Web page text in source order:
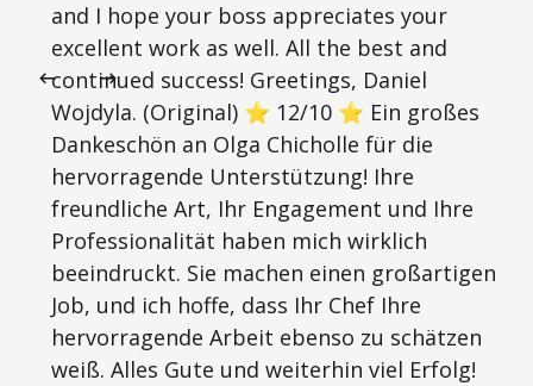
and I hope your boss appreciates your
excellent work as well. All the best and
continued success! Greetings, Daniel
Wojdyla. (Original) ⭐ 12/10 ⭐ Ein großes
Dankeschön an Olga Chicholle für die
hervorragende Unterstützung! Ihre
freundliche Art, Ihr Engagement und Ihre
Professionalität haben mich wirklich
beeindruckt. Sie machen einen großartigen
Job, und ich hoffe, dass Ihr Chef Ihre
hervorragende Arbeit ebenso zu schätzen
weiß. Alles Gute und weiterhin viel Erfolg!